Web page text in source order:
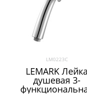
LM0223C
LEMARK Лейка
душевая 3-